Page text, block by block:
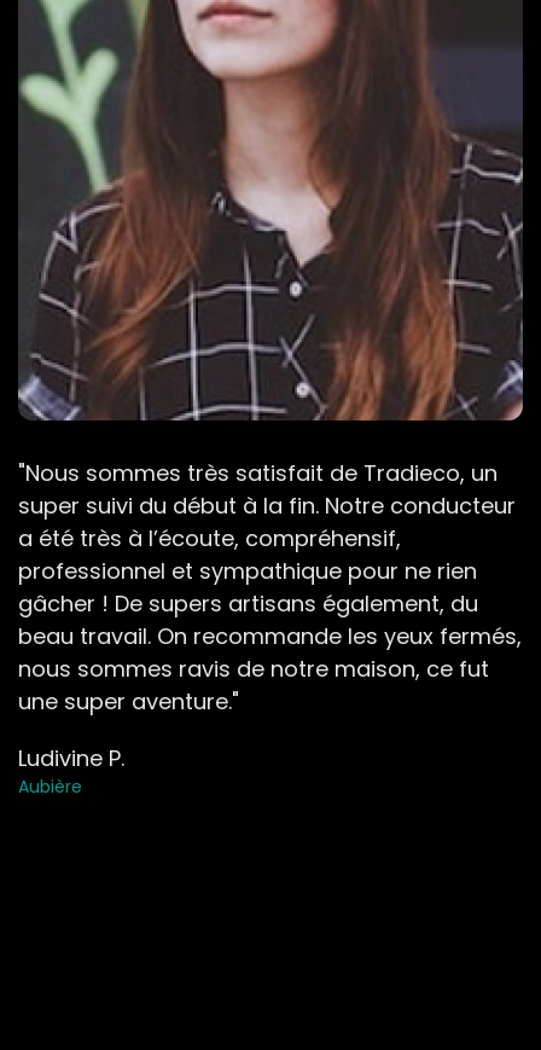
"Nous sommes très satisfait de Tradieco, un
super suivi du début à la fin. Notre conducteur
a été très à l’écoute, compréhensif,
professionnel et sympathique pour ne rien
gâcher ! De supers artisans également, du
beau travail. On recommande les yeux fermés,
nous sommes ravis de notre maison, ce fut
une super aventure."
Ludivine P.
Aubière